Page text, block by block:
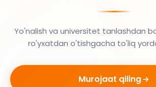
Yo'nalish va universitet tanlashdan
ro'yxatdan o'tishgacha to'liq
Murojaat qiling